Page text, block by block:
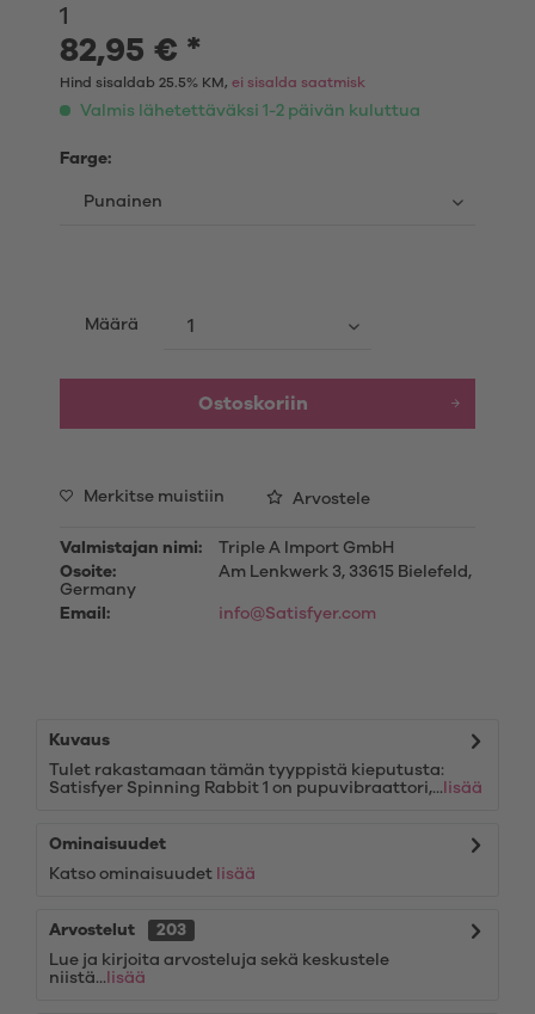
1
82,95 € *
Hind sisaldab 25.5% KM, ei sisalda saatmisk
Valmis lähetettäväksi 1-2 päivän kuluttua
Farge:
Määrä
Ostoskoriin
Merkitse muistiin Arvostele
Valmistajan nimi:
Triple A Import GmbH
Osoite:
Am Lenkwerk 3, 33615 Bielefeld,
Germany
Email:
info@Satisfyer.com
Kuvaus
Tulet rakastamaan tämän tyyppistä kieputusta:
Satisfyer Spinning Rabbit 1 on pupuvibraattori,... lisää
Ominaisuudet
Katso ominaisuudet lisää
Arvostelut
203
Lue ja kirjoita arvosteluja sekä keskustele
niistä... lisää